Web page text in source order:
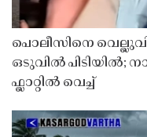
പൊലീസിനെ
ഒടുവിൽ പിടിയിൽ;
ഫ്ലാറ്റിൽ വെച്ച്